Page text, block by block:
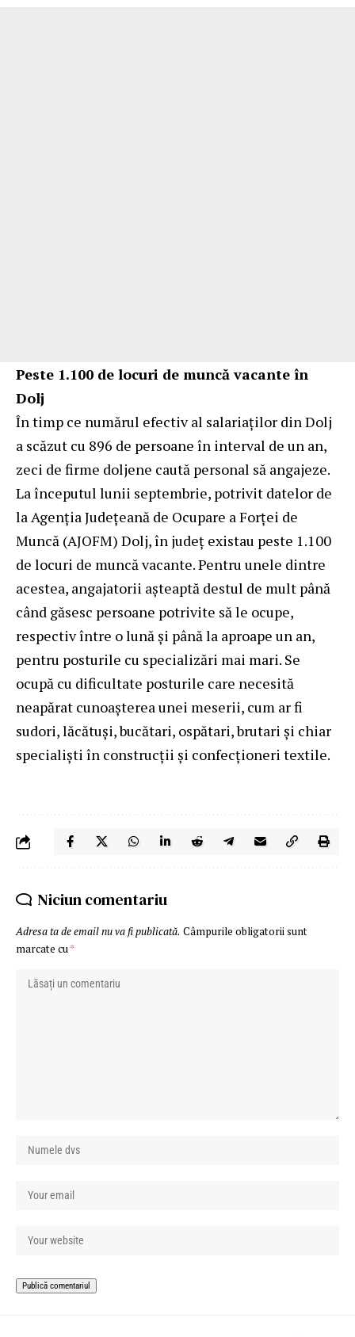
Peste 1.100 de locuri de muncă vacante în
Dolj
În timp ce numărul efectiv al salariaților din Dolj
a scăzut cu 896 de persoane în interval de un an,
zeci de firme doljene caută personal să angajeze.
La începutul lunii septembrie, potrivit datelor de
la Agenția Județeană de Ocupare a Forței de
Muncă (AJOFM) Dolj, în județ existau peste 1.100
de locuri de muncă vacante. Pentru unele dintre
acestea, angajatorii așteaptă destul de mult până
când găsesc persoane potrivite să le ocupe,
respectiv între o lună și până la aproape un an,
pentru posturile cu specializări mai mari. Se
ocupă cu dificultate posturile care necesită
neapărat cunoașterea unei meserii, cum ar fi
sudori, lăcătuși, bucătari, ospătari, brutari și chiar
specialiști în construcții și confecționeri textile.
Niciun comentariu
Adresa ta de email nu va fi publicată. Câmpurile obligatorii sunt
marcate cu *